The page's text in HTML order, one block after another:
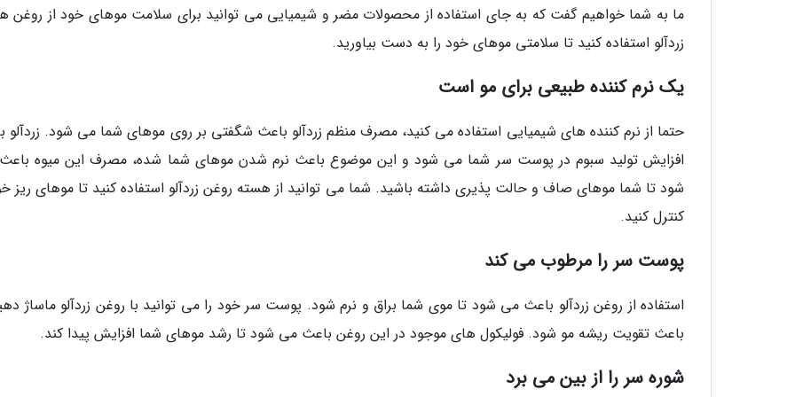
ما به شما خواهیم گفت که به جای استفاده از محصولات مضر و شیمیایی می توانید برای سلامت موهای خود از روغن
زردآلو استفاده کنید تا سلامتی موهای خود را به دست بیاورید.
یک نرم کننده طبیعی برای مو است
حتما از نرم کننده های شیمیایی استفاده می کنید، مصرف منظم زردآلو باعث شگفتی بر روی موهای شما می شود. زردآلو
افزایش تولید سبوم در پوست سر شما می شود و این موضوع باعث نرم شدن موهای شما شده، مصرف این میوه
شود تا شما موهای صاف و حالت پذیری داشته باشید. شما می توانید از هسته روغن زردآلو استفاده کنید تا موهای ریز
کنترل کنید.
پوست سر را مرطوب می کند
استفاده از روغن زردآلو باعث می شود تا موی شما براق و نرم شود. پوست سر خود را می توانید با روغن زردآلو ماساژ
باعث تقویت ریشه مو شود. فولیکول های موجود در این روغن باعث می شود تا رشد موهای شما افزایش پیدا کند.
شوره سر را از بین می برد